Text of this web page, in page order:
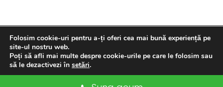
Web design:Dezibel Media// Web hosting:Web Hotel//A.N.P.C.
Folosim cookie-uri pentru a-ți oferi cea mai bună experiență pe
site-ul nostru web.
Poți să afli mai multe despre cookie-urile pe care le folosim sau
să le dezactivezi în setări.